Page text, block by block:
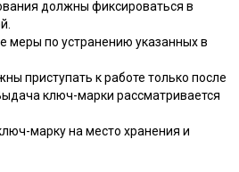
должны фиксироваться в
меры по устранению указанных в
приступать к работе только после
ключ-марки рассматривается
марку на место хранения и